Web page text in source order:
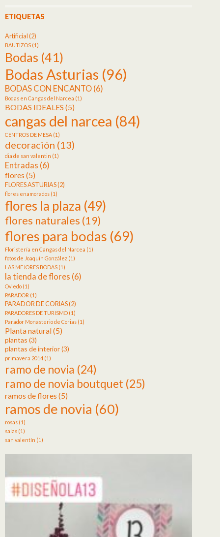
ETIQUETAS
Artificial (2)
BAUTIZOS (1)
Bodas (41)
Bodas Asturias (96)
BODAS CON ENCANTO(6)
Bodas en Cangas del Narcea (1)
BODAS IDEALES (5)
cangas del narcea (84)
CENTROS DE MESA (1)
decoración (13)
dia de san valentin (1)
Entradas (6)
flores (5)
FLORES ASTURIAS(2)
flores enamorados (1)
flores la plaza (49)
flores naturales (19)
flores para bodas (69)
Floristería en Cangas del Narcea (1)
fotos de Joaquín González (1)
LAS MEJORES BODAS (1)
la tienda de flores (6)
Oviedo (1)
PARADOR (1)
PARADOR DE CORIAS(2)
PARADORES DE TURISMO (1)
Parador Monasterio de Corias (1)
Planta natural(5)
plantas (3)
plantas de interior(3)
primavera 2014(1)
ramo de novia (24)
ramo de novia boutquet (25)
ramos de flores (5)
ramos de novia (60)
rosas (1)
salas (1)
san valentín (1)